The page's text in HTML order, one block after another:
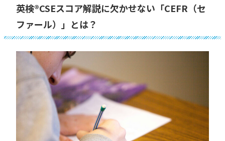
英検®︎CSEスコア解説に欠かせない「CEFR（セ
ファール）」とは？